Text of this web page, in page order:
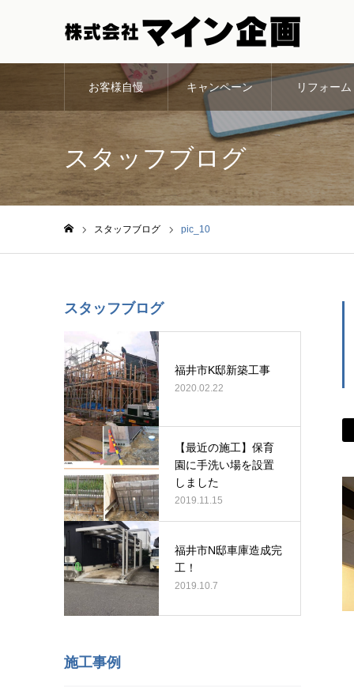
お客様自慢 キャンペーン リフォーム
スタッフブログ
スタッフブログ pic_10
スタッフブログ
福井市K邸新築工事
2020.02.22
【最近の施工】保育
園に手洗い場を設置
しました
2019.11.15
福井市N邸車庫造成完
工！
2019.10.7
施工事例